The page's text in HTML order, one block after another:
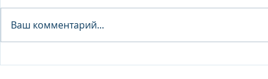
Junior Analyst / Analyst -
Ваш комментарий...